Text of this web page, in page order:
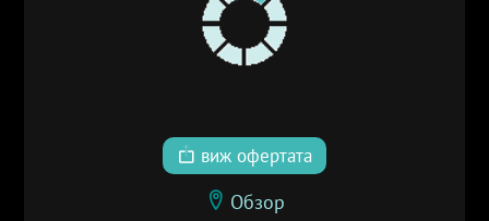
виж офертата
Обзор